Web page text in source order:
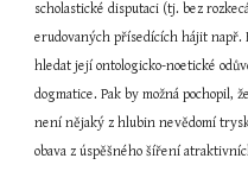
scholastické disputaci (tj. bez
erudovaných přísedících hájit např.
hledat její ontologicko-noetické
dogmatice. Pak by možná pochopil,
není nějaký z hlubin nevědomí
obava z úspěšného šíření